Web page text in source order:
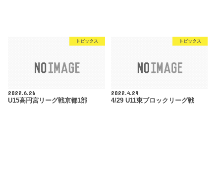
トピックス
2022.6.26
U15高円宮リーグ戦京都1部
トピックス
2022.4.29
4/29 U11東ブロックリーグ戦